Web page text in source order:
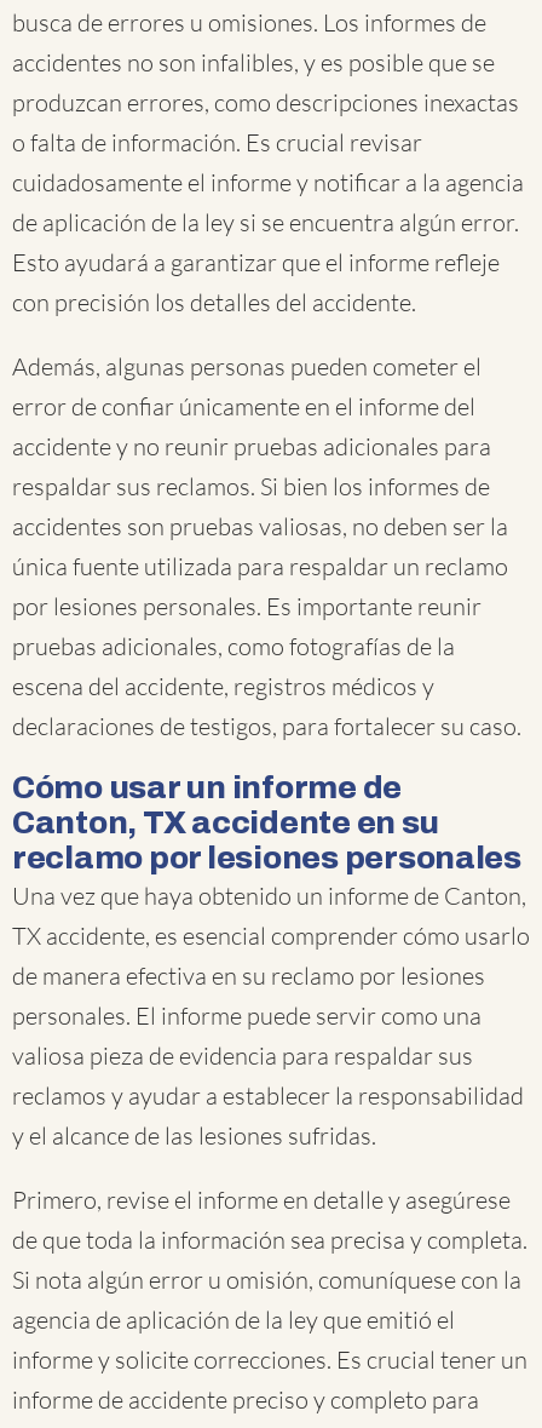
busca de errores u omisiones. Los informes de
accidentes no son infalibles, y es posible que se
produzcan errores, como descripciones inexactas
o falta de información. Es crucial revisar
cuidadosamente el informe y notificar a la agencia
de aplicación de la ley si se encuentra algún error.
Esto ayudará a garantizar que el informe refleje
con precisión los detalles del accidente.
Además, algunas personas pueden cometer el
error de confiar únicamente en el informe del
accidente y no reunir pruebas adicionales para
respaldar sus reclamos. Si bien los informes de
accidentes son pruebas valiosas, no deben ser la
única fuente utilizada para respaldar un reclamo
por lesiones personales. Es importante reunir
pruebas adicionales, como fotografías de la
escena del accidente, registros médicos y
declaraciones de testigos, para fortalecer su caso.
Cómo usar un informe de
Canton, TX accidente en su
reclamo por lesiones personales
Una vez que haya obtenido un informe de Canton,
TX accidente, es esencial comprender cómo usarlo
de manera efectiva en su reclamo por lesiones
personales. El informe puede servir como una
valiosa pieza de evidencia para respaldar sus
reclamos y ayudar a establecer la responsabilidad
y el alcance de las lesiones sufridas.
Primero, revise el informe en detalle y asegúrese
de que toda la información sea precisa y completa.
Si nota algún error u omisión, comuníquese con la
agencia de aplicación de la ley que emitió el
informe y solicite correcciones. Es crucial tener un
informe de accidente preciso y completo para